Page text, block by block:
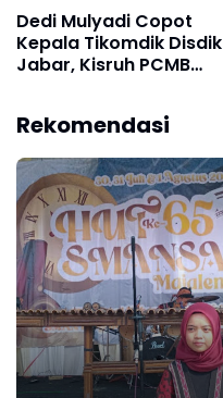
Dedi Mulyadi Copot
Kepala Tikomdik Disdik
Jabar, Kisruh PCMB
Rekomendasi